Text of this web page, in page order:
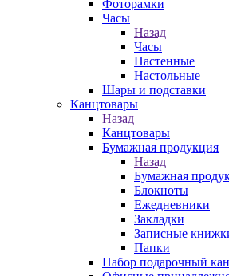
Фоторамки
Часы
Назад
Часы
Настенные
Настольные
Шары и подставки
Канцтовары
Назад
Канцтовары
Бумажная продукция
Назад
Бумажная
Блокноты
Ежедневники
Закладки
Записные
Папки
Набор подарочный